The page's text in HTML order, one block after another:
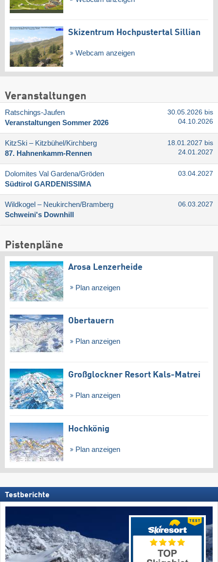
Skizentrum Hochpustertal Sillian
Webcam anzeigen
Veranstaltungen
Ratschings-Jaufen
Veranstaltungen Sommer 2026
30.05.2026 bis
04.10.2026
KitzSki – Kitzbühel/​Kirchberg
87. Hahnenkamm-Rennen
18.01.2027 bis
24.01.2027
Dolomites Val Gardena/​Gröden
Südtirol GARDENISSIMA
03.04.2027
Wildkogel – Neukirchen/​Bramberg
Schweini's Downhill
06.03.2027
Pistenpläne
Arosa Lenzerheide
Plan anzeigen
Obertauern
Plan anzeigen
Großglockner Resort Kals-Matrei
Plan anzeigen
Hochkönig
Plan anzeigen
Testberichte